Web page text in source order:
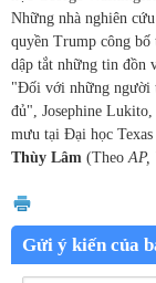
Những nhà nghiên
quyền Trump công bố
dập tắt những tin đồn
"Đối với những người
đủ", Josephine
mưu tại Đại học Texas
Thùy Lâm (Theo AP,
Gửi ý kiến của